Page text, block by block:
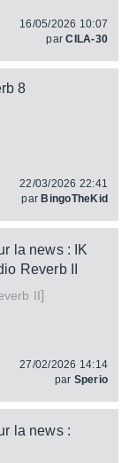
16/05/2026 10:07
parCILA-30
8
22/03/2026 22:41
par BingoTheKid
la news : IK
Reverb II
II]
27/02/2026 14:14
par Sperio
la news :